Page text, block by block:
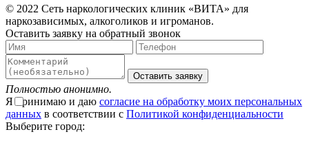
© 2022 Сеть наркологических клиник «ВИТА» для
наркозависимых, алкоголиков и игроманов.
Оставить заявку на обратный звонок
Оставить заявку
Полностью анонимно.
Я принимаю и даю согласие на обработку моих персональных
данных в соответствии с Политикой конфиденциальности
Выберите город: